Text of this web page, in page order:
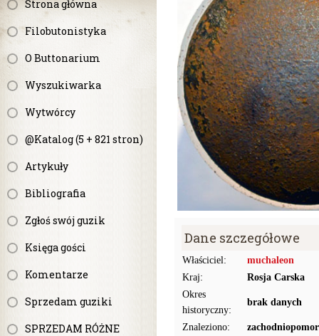
Strona główna
Filobutonistyka
O Buttonarium
Wyszukiwarka
Wytwórcy
@Katalog (5 + 821 stron)
Artykuły
Bibliografia
Zgłoś swój guzik
Księga gości
Komentarze
Sprzedam guziki
SPRZEDAM RÓŻNE
Dane szczegółowe
Właściciel:
muchaleon
Kraj:
Rosja Carska
Okres
historyczny:
brak danych
Znaleziono: